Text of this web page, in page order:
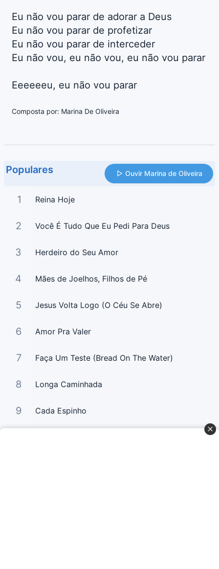
Eu não vou parar de adorar a Deus
Eu não vou parar de profetizar
Eu não vou parar de interceder
Eu não vou, eu não vou, eu não vou parar
Eeeeeeu, eu não vou parar
Composta por: Marina De Oliveira
Populares Ouvir Marina de Oliveira
1 Reina Hoje
2 Você É Tudo Que Eu Pedi Para Deus
3 Herdeiro do Seu Amor
4 Mães de Joelhos, Filhos de Pé
5 Jesus Volta Logo (O Céu Se Abre)
6 Amor Pra Valer
7 Faça Um Teste (Bread On The Water)
8 Longa Caminhada
9 Cada Espinho